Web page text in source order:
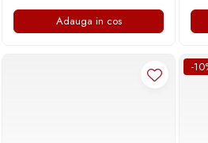
Adauga in cos
-